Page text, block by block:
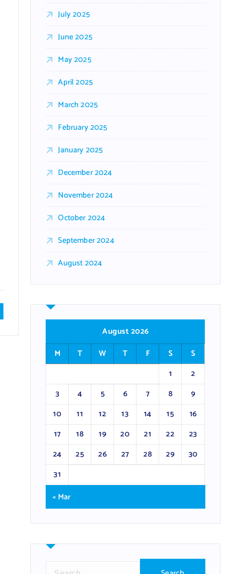
July 2025
June 2025
May 2025
April 2025
March 2025
February 2025
January 2025
December 2024
November 2024
October 2024
September 2024
August 2024
August 2026
M
T W T F S
S
1
2
3
4 5 6 7 8
9
10
11 12 13 14 15
16
17
18 19 20 21 22
23
24
25 26 27 28 29
30
31
« Mar